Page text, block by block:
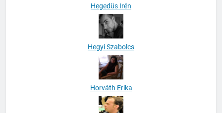
Hegedüs Irén
Hegyi Szabolcs
Horváth Erika